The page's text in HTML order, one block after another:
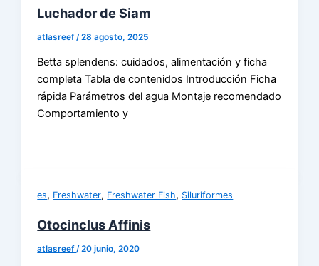
Luchador de Siam
atlasreef /28 agosto, 2025
Betta splendens: cuidados, alimentación y ficha
completa Tabla de contenidos Introducción Ficha
rápida Parámetros del agua Montaje recomendado
Comportamiento y
es, Freshwater, Freshwater Fish, Siluriformes
Otocinclus Affinis
atlasreef/20 junio, 2020